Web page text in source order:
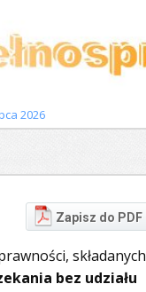
2026
Zapisz do PDF
składanych
bez udziału